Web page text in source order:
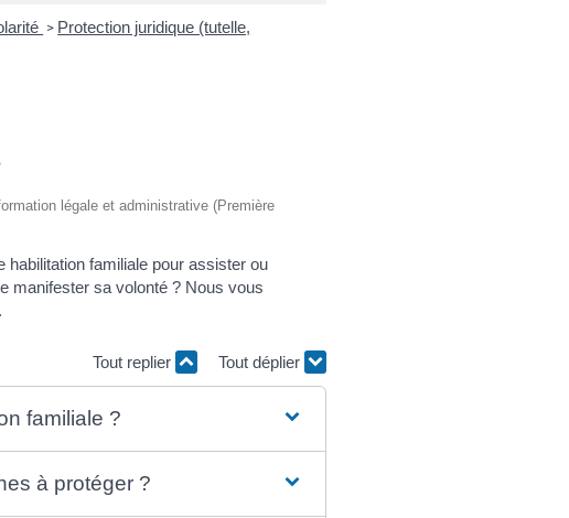
> Protection juridique (tutelle,
légale et administrative (Première
familiale pour assister ou
manifester sa volonté ? Nous vous
Tout replier Tout déplier
familiale ?
à protéger ?